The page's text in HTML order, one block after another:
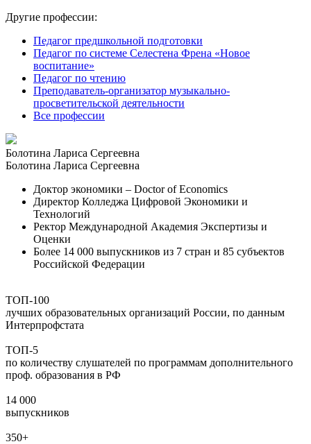
Другие профессии:
Педагог предшкольной подготовки
Педагог по системе Селестена Френа «Новое
воспитание»
Педагог по чтению
Преподаватель-организатор музыкально-
просветительской деятельности
Все профессии
Болотина Лариса Сергеевна
Болотина Лариса Сергеевна
Доктор экономики – Doctor of Economics
Директор Колледжа Цифровой Экономики и
Технологий
Ректор Международной Академия Экспертизы и
Оценки
Более 14 000 выпускников из 7 стран и 85 субъектов
Российской Федерации
ТОП-100
лучших образовательных организаций России, по данным
Интерпрофстата
ТОП-5
по количеству слушателей по программам дополнительного
проф. образования в РФ
14 000
выпускников
350+